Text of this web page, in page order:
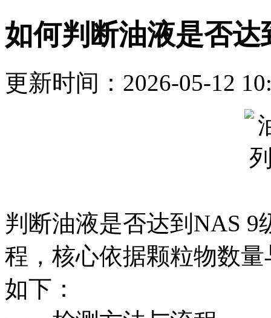
如何判断油液是否达
更新时间：2026-05-12
判断油液是否达到NAS
程，核心依据颗粒物数
如下：